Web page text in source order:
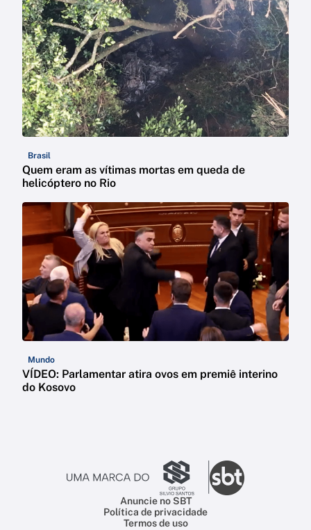
Brasil
Quem eram as vítimas mortas em queda de
helicóptero no Rio
Mundo
VÍDEO: Parlamentar atira ovos em premiê interino
do Kosovo
Anuncie no SBT
Política de privacidade
Termos de uso